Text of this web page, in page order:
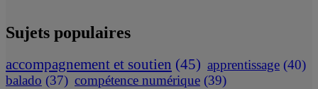
Sujets populaires
accompagnement et soutien (45) apprentissage (40)
balado (37) compétence numérique (39)